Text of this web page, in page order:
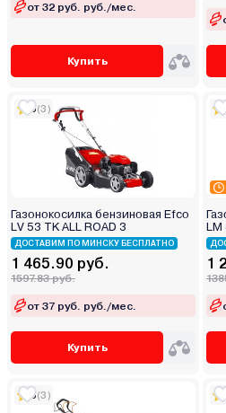
от 32 руб. руб./мес.
Купить
5(3)
Газонокосилка бензиновая Efco
LV 53 TK ALL ROAD 3
ДОСТАВИМ ПО МИНСКУ БЕСПЛАТНО
1 465.90 руб.
1597.83 руб.
от 37 руб. руб./мес.
Купить
LM
1
5(3)